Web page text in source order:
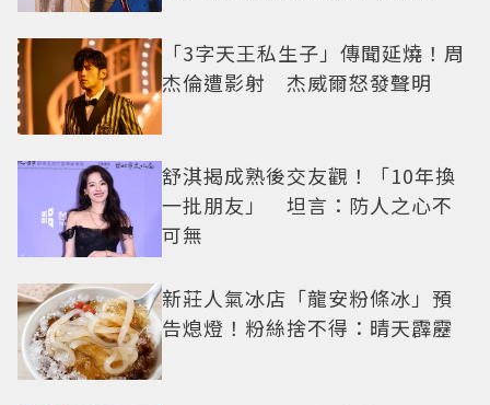
「3字天王私生子」傳聞延燒！周
杰倫遭影射 杰威爾怒發聲明
舒淇揭成熟後交友觀！「10年換
一批朋友」 坦言：防人之心不
可無
新莊人氣冰店「龍安粉條冰」預
告熄燈！粉絲捨不得：晴天霹靂